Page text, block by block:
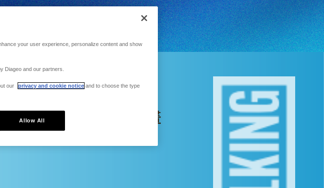
照顧學校推動計畫
your user experience, personalize content and show
Diageo and our partners.
our privacy and cookie notice and to choose the type
Allow All